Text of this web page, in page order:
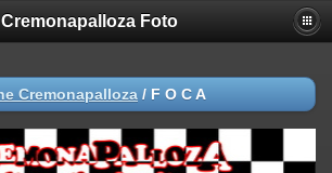
Cremonapalloza Foto
Cremonapalloza / F O C A